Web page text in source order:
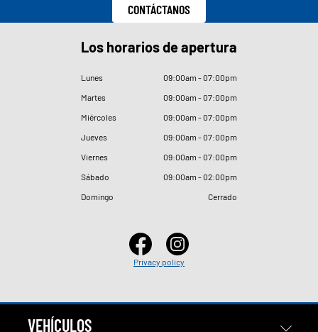
CONTÁCTANOS
Los horarios de apertura
Lunes 09:00am - 07:00pm
Martes
09:00am - 07:00pm
Miércoles
09:00am - 07:00pm
Jueves
09:00am - 07:00pm
Viernes
09:00am - 07:00pm
Sábado
09:00am - 02:00pm
Domingo
Cerrado
Privacy policy
VEHÍCULOS